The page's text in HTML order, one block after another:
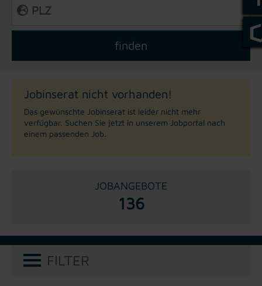
Jobinserat nicht vorhanden!
Das gewünschte Jobinserat ist leider nicht mehr
verfügbar. Suchen Sie jetzt in unserem Jobportal nach
einem passenden Job.
JOBANGEBOTE
136
FILTER